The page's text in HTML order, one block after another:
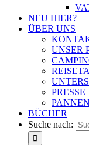
NEU HIER?
ÜBER UNS
UNSER
PRESSE
PANNEN
BÜCHER
Suche nach: